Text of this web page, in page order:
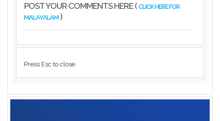
POST YOUR COMMENTS HERE ( CLICK HERE FOR
MALAYALAM)
Press Esc to close